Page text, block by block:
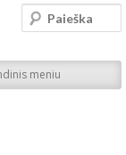
meniu
Paieška